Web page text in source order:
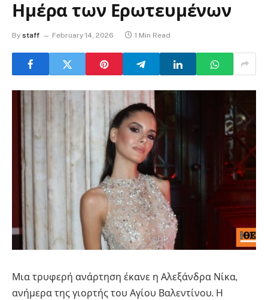
Ημέρα των Ερωτευμένων
By staff February 14, 2026 1 Min Read
Μια τρυφερή ανάρτηση έκανε η Αλεξάνδρα Νίκα,
ανήμερα της γιορτής του Αγίου Βαλεντίνου. Η